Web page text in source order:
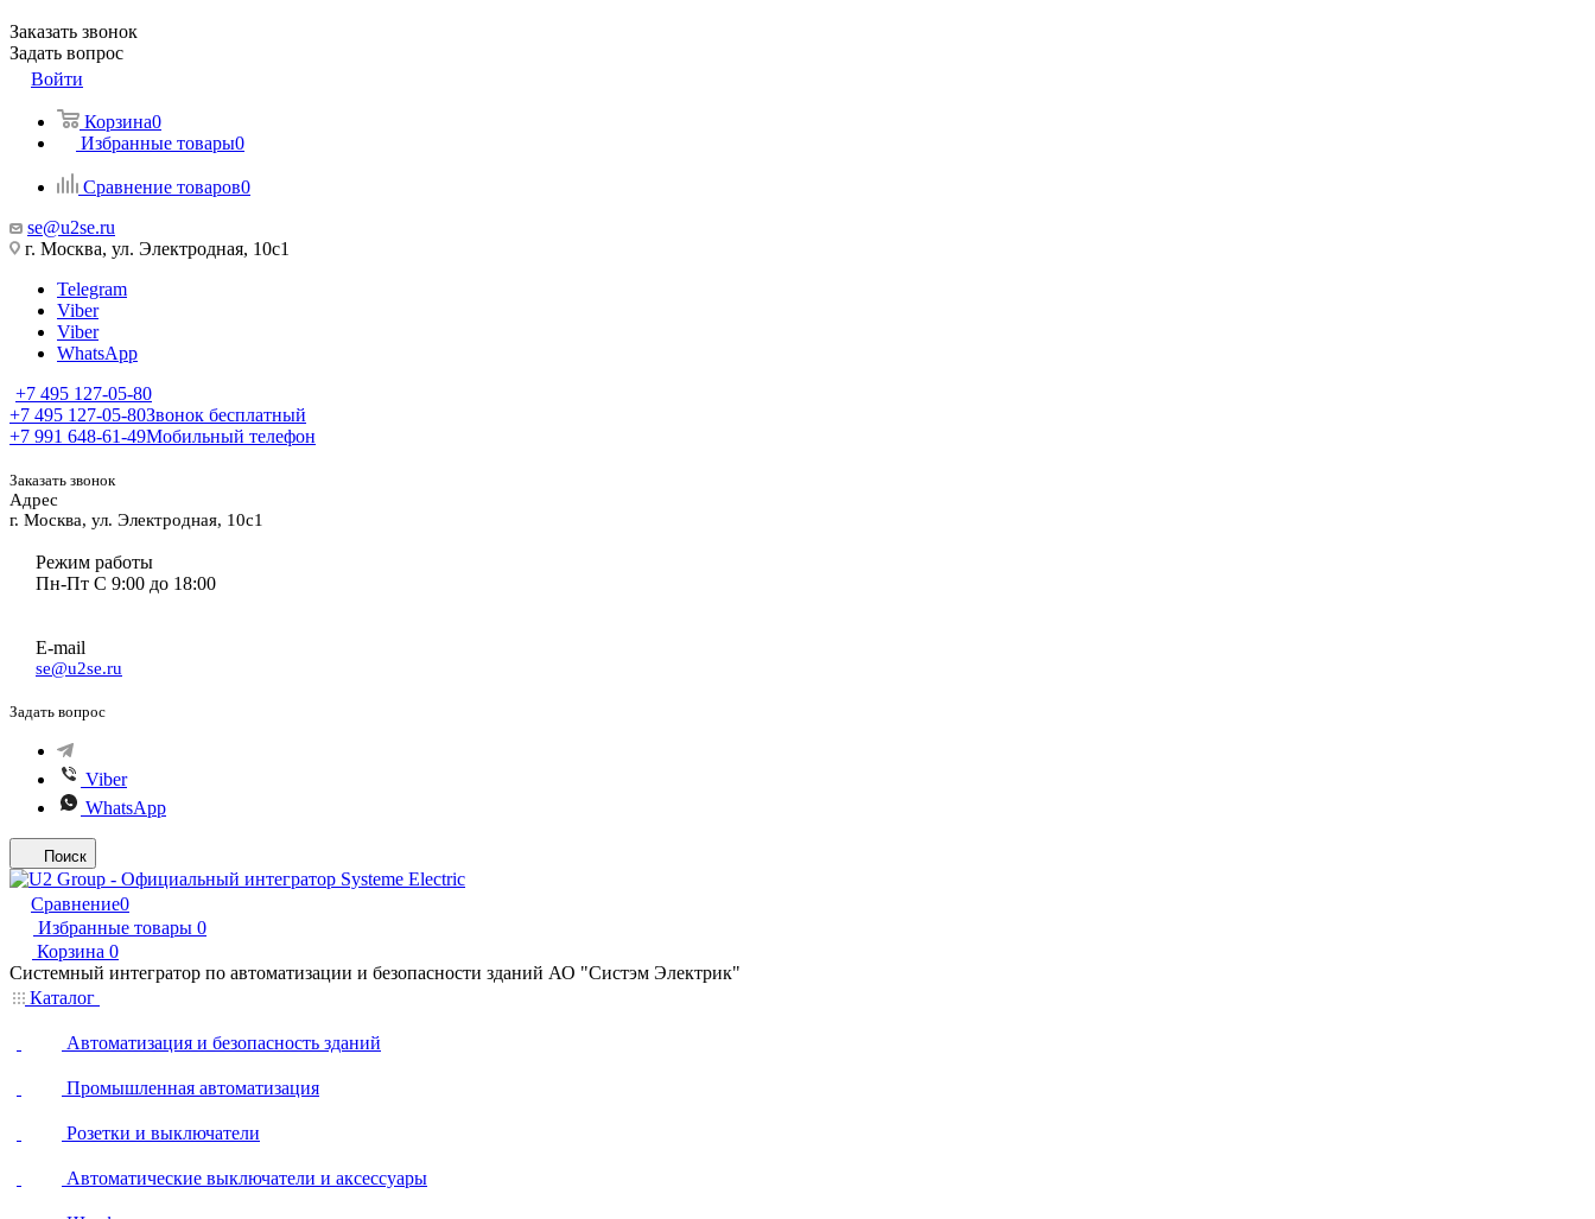
Заказать звонок
Задать вопрос
Войти
Корзина0
Избранные товары0
Сравнение товаров0
se@u2se.ru
г. Москва, ул. Электродная, 10с1
Telegram
Viber
Viber
WhatsApp
+7 495 127-05-80
+7 495 127-05-80Звонок бесплатный
+7 991 648-61-49Мобильный телефон
Заказать звонок
Адрес
г. Москва, ул. Электродная, 10с1
Режим работы
Пн-Пт С 9:00 до 18:00
E-mail
se@u2se.ru
Задать вопрос
Viber
WhatsApp
Поиск
Сравнение0
Избранные товары 0
Корзина 0
Системный интегратор по автоматизации и безопасности зданий АО "Систэм Электрик"
Каталог
Автоматизация и безопасность зданий
Промышленная автоматизация
Розетки и выключатели
Автоматические выключатели и аксессуары